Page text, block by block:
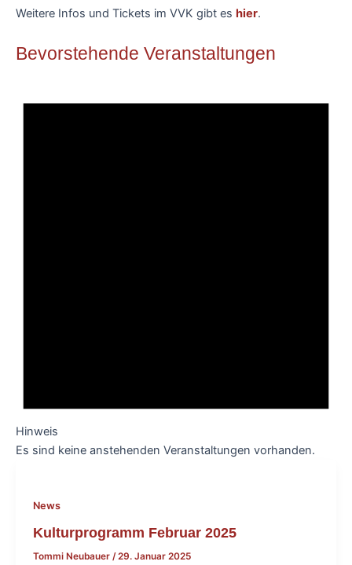
Weitere Infos und Tickets im VVK gibt es hier.
Bevorstehende Veranstaltungen
Hinweis
Es sind keine anstehenden Veranstaltungen vorhanden.
News
Kulturprogramm Februar 2025
Tommi Neubauer /29. Januar 2025